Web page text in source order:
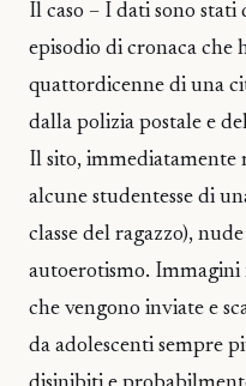
Il caso – I dati sono
episodio di cronaca che
quattordicenne di una
dalla polizia postale e
Il sito, immediatamente
alcune studentesse di
classe del ragazzo),
autoerotismo.
che vengono inviate e
da adolescenti sempre